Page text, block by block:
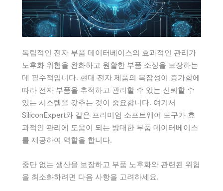
독립적인 전자 부품 데이터베이스의 효과적인 관리가
노후화 위험을 완화하고 원활한 부품 소싱을 보장하는
데 필수적입니다. 현대 전자 제품의 복잡성이 증가함에
따라 전자 부품을 추적하고 관리할 수 있는 신뢰할 수
있는 시스템을 갖추는 것이 중요합니다. 여기서
SiliconExpert와 같은 프리미엄 소프트웨어 도구가 효
과적인 관리에 도움이 되는 방대한 부품 데이터베이스
를 제공하여 역할을 합니다.
중단 없는 생산을 보장하고 부품 노후화와 관련된 위험
을 최소화하려면 다음 사항을 고려하세요.